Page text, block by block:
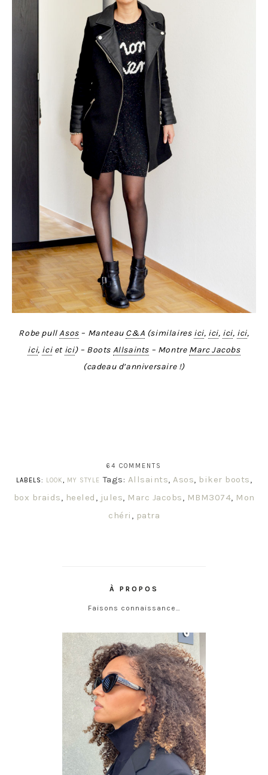
Robe pullAsos– Manteau C&A (similaires ici, ici, ici, ici,
ici, iciet ici) – Boots Allsaints– Montre Marc Jacobs
(cadeau d’anniversaire !)
64 COMMENTS
LABELS:
LOOK, MY STYLE Tags: Allsaints,Asos, biker boots,
box braids, heeled , jules, Marc Jacobs, MBM3074, Mon
chéri , patra
À PROPOS
Faisons connaissance…